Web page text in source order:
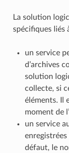
La solution
spécifiques liés
un service
d’archives
solution
collecte, si
éléments. Il
moment de
un service
défaut, le